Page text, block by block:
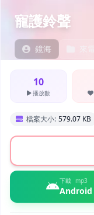
寵護鈴聲
鏡海
10
播放數
檔案大小: 579.07 KB
下載 mp3
Android